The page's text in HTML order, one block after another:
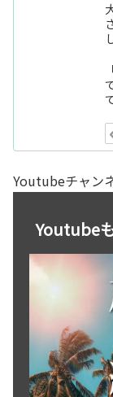
Youtubeチャン
Youtube